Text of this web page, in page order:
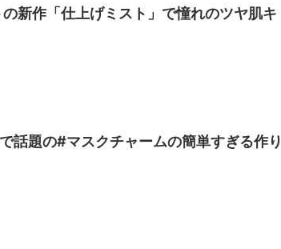
新作「仕上げミスト」で憧れのツヤ肌キ
話題の#マスクチャームの簡単すぎる作り